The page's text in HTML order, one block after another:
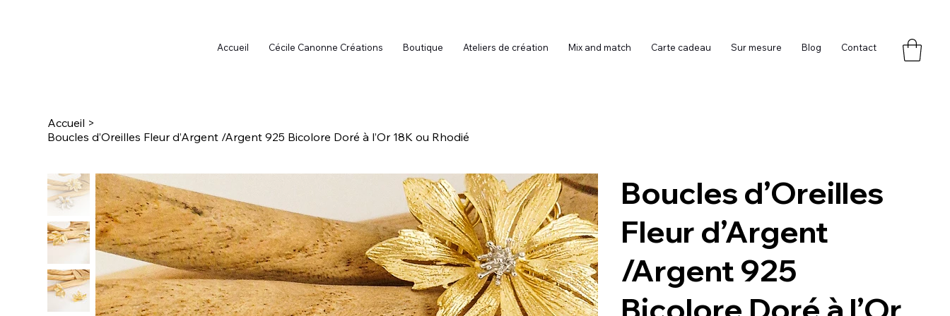
Accueil Cécile Canonne Créations Boutique Ateliers de création Mix and match Carte cadeau Sur mesure Blog Contact
Accueil >
Boucles d’Oreilles Fleur d’Argent /Argent 925 Bicolore Doré à l’Or 18K ou Rhodié
Boucles d’Oreilles
Fleur d’Argent
/Argent 925